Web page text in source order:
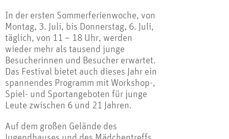
In der ersten Sommerferienwoche, von
Montag, 3. Juli, bis Donnerstag, 6. Juli,
täglich, von 11 – 18 Uhr, werden
wieder mehr als tausend junge
Besucherinnen und Besucher erwartet.
Das Festival bietet auch dieses Jahr ein
spannendes Programm mit Workshop-,
Spiel- und Sportangeboten für junge
Leute zwischen 6 und 21 Jahren.
Auf dem großen Gelände des